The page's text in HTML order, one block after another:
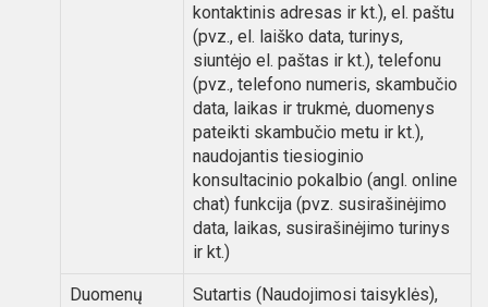
kontaktinis adresas ir kt.), el. paštu
(pvz., el. laiško data, turinys,
siuntėjo el. paštas ir kt.), telefonu
(pvz., telefono numeris, skambučio
data, laikas ir trukmė, duomenys
pateikti skambučio metu ir kt.),
naudojantis tiesioginio
konsultacinio pokalbio (angl. online
chat) funkcija (pvz. susirašinėjimo
data, laikas, susirašinėjimo turinys
ir kt.)
Duomenų
Sutartis (Naudojimosi taisyklės),